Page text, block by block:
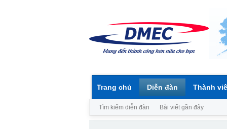
Trang chủ Diễn đàn
Tìm kiếm diễn đàn Bài viết gần đây
Thành